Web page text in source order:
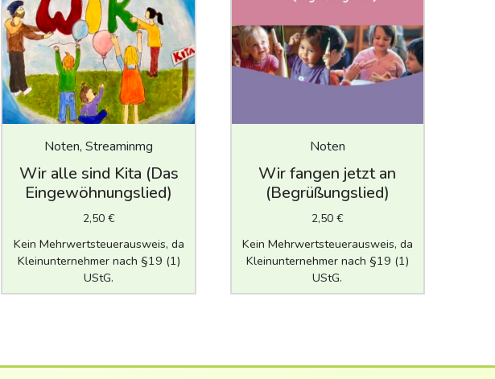
Noten, Streaminmg
Wir alle sind Kita (Das
Eingewöhnungslied)
2,50€
Kein Mehrwertsteuerausweis, da
Kleinunternehmer nach §19 (1)
UStG.
Noten
Wir fangen jetzt an
(Begrüßungslied)
2,50€
Kein Mehrwertsteuerausweis, da
Kleinunternehmer nach §19 (1)
UStG.